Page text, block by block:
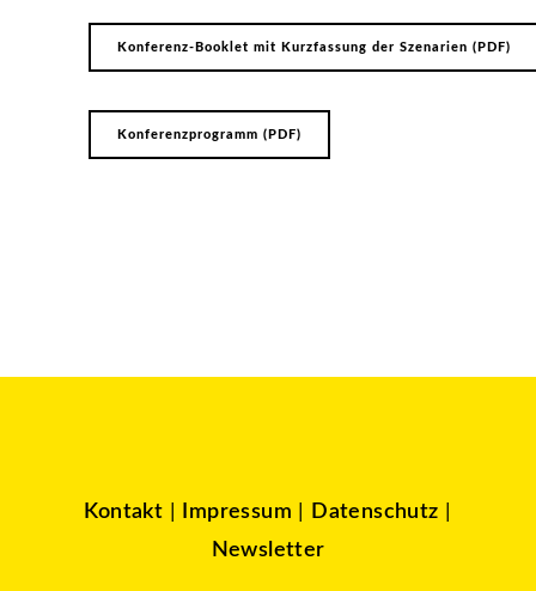
Konferenz-Booklet mit Kurzfassung der Szenarien (PDF)
Konferenzprogramm (PDF)
Kontakt Impressum Datenschutz
Newsletter